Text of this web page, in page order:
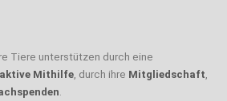
Tiere unterstützen durch eine
aktive Mithilfe, durch ihre Mitgliedschaft,
.